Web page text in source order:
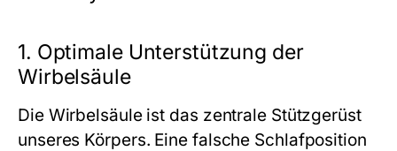
1. Optimale Unterstützung der
Wirbelsäule
Die Wirbelsäule ist das zentrale Stützgerüst
unseres Körpers. Eine falsche Schlafposition